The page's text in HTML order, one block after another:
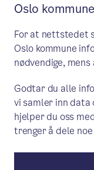
​​Byrådet
til
Legevakten
innbyggerne.
millioner
pasientflyt
telefonen.
Oslo
For at nettstedet
Oslo kommune
nødvendige,
Godtar du alle
vi samler inn
hjelper du oss
trenger å dele